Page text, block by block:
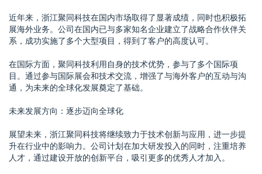
近年来，浙江聚同科技在国内市场取得了显著成绩，同时也积极拓
展海外业务。公司在国内已与多家知名企业建立了战略合作伙伴关
系，成功实施了多个大型项目，得到了客户的高度认可。
在国际方面，聚同科技利用自身的技术优势，参与了多个国际项
目。通过参与国际展会和技术交流，增强了与海外客户的互动与沟
通，为未来的全球化发展奠定了基础。
未来发展方向：逐步迈向全球化
展望未来，浙江聚同科技将继续致力于技术创新与应用，进一步提
升在行业中的影响力。公司计划在加大研发投入的同时，注重培养
人才，通过建设开放的创新平台，吸引更多的优秀人才加入。